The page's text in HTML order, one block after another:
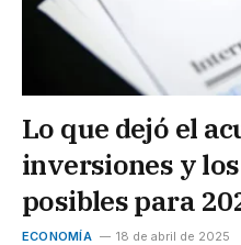
Lo que dejó el
inversiones y
posibles para
ECONOMÍA 18 de abril de 2025